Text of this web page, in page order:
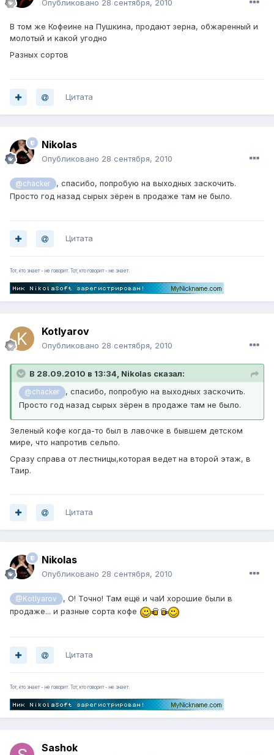
Опубликовано 28 сентября, 2010
В том же Кофеине на Пушкина, продают зерна, обжаренный и
молотый и какой угодно
Разных сортов
Цитата
Nikolas
Опубликовано 28 сентября, 2010
@chacker
, спасибо, попробую на выходных заскочить.
Просто год назад сырых зёрен в продаже там не было.
Цитата
Тот, кто знает - не говорит. Тот, кто говорит - не знает.
Kotlyarov
Опубликовано 28 сентября, 2010
В 28.09.2010 в 13:34, Nikolas сказал:
@chacker
, спасибо, попробую на выходных заскочить.
Просто год назад сырых зёрен в продаже там не было.
Зеленый кофе когда-то был в лавочке в бывшем детском
мире, что напротив сельпо.
Сразу справа от лестницы,которая ведет на второй этаж, в
Таир.
Цитата
Nikolas
Опубликовано 28 сентября, 2010
@Kotlyarov
, О! Точно! Там ещё и чаИ хорошие были в
продаже... и разные сорта кофе
Цитата
Тот, кто знает - не говорит. Тот, кто говорит - не знает.
Sashok